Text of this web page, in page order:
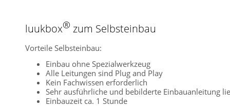
luukbox® zum Selbsteinbau
Vorteile Selbsteinbau:
Einbau ohne Spezialwerkzeug
Alle Leitungen sind Plug and Play
Kein Fachwissen erforderlich
Sehr ausführliche und bebilderte Einbauanleitung
Einbauzeit ca. 1 Stunde